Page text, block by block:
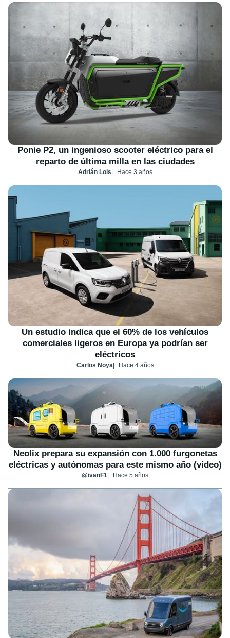
Ponie P2, un ingenioso scooter eléctrico para el
reparto de última milla en las ciudades
Adrián Lois Hace 3 años
Un estudio indica que el 60% de los vehículos
comerciales ligeros en Europa ya podrían ser
eléctricos
Carlos Noya Hace 4 años
Neolix prepara su expansión con 1.000 furgonetas
eléctricas y autónomas para este mismo año (vídeo)
@ivanF1 Hace 5 años